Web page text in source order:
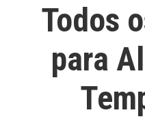
Todos
para